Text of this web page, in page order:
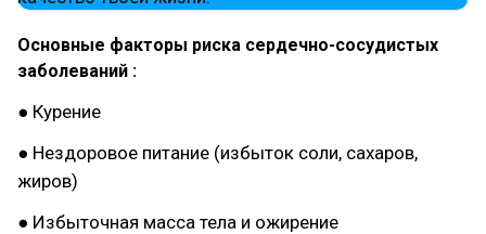
Основные факторы риска сердечно-сосудистых
заболеваний :
● Курение
● Нездоровое питание (избыток соли, сахаров,
жиров)
● Избыточная масса тела и ожирение